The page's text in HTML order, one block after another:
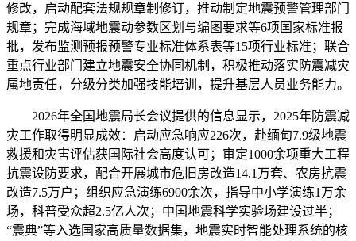
修改，启动配套法规规章制修订，推动制定地震预警管理部门
规章；完成海域地震动参数区划与编图要求等6项国家标准报
批，发布监测预报预警专业标准体系表等15项行业标准；联合
重点行业部门建立地震安全协同机制，积极推动落实防震减灾
属地责任，分级分类加强技能培训，提升基层人员业务能力。
2026年全国地震局长会议提供的信息显示，2025年防震减
灾工作取得明显成效：启动应急响应226次，赴缅甸7.9级地震
救援和灾害评估获国际社会高度认可；审定1000余项重大工程
抗震设防要求，配合开展城市危旧房改造14.1万套、农房抗震
改造7.5万户；组织应急演练6900余次，指导中小学演练1万余
场，科普受众超2.5亿人次；中国地震科学实验场建设过半；
“震典”等入选国家高质量数据集，地震实时智能处理系统的核